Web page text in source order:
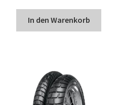
In den Warenkorb